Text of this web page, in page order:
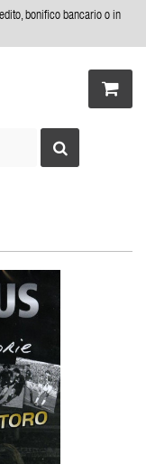
bonifico bancario o in